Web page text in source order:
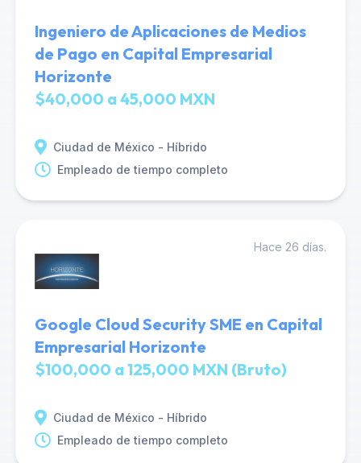
Ingeniero de Aplicaciones de Medios
de Pago en Capital Empresarial
Horizonte
$40,000 a 45,000 MXN
Ciudad de México - Híbrido
Empleado de tiempo completo
Hace 26 días.
Google Cloud Security SME en Capital
Empresarial Horizonte
$100,000 a 125,000 MXN (Bruto)
Ciudad de México - Híbrido
Empleado de tiempo completo